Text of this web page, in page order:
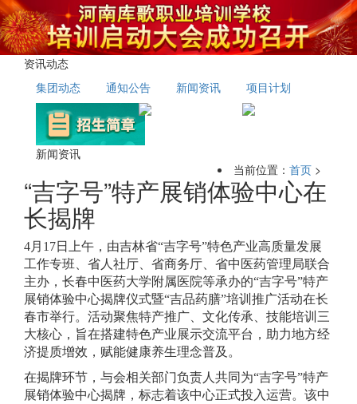
资讯动态
集团动态
通知公告 新闻资讯 项目计划
新闻资讯
当前位置： 首页 >
“吉字号”特产展销体验中心在
长揭牌
4月17日上午，由吉林省“吉字号”特色产业高质量发展
工作专班、省人社厅、省商务厅、省中医药管理局联合
主办，长春中医药大学附属医院等承办的“吉字号”特产
展销体验中心揭牌仪式暨“吉品药膳”培训推广活动在长
春市举行。活动聚焦特产推广、文化传承、技能培训三
大核心，旨在搭建特色产业展示交流平台，助力地方经
济提质增效，赋能健康养生理念普及。
在揭牌环节，与会相关部门负责人共同为“吉字号”特产
展销体验中心揭牌，标志着该中心正式投入运营。该中